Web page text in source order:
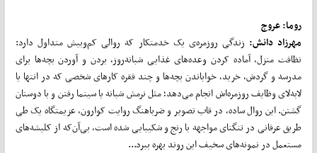
روما: عروج
مهرزاد دانش:زندگی روزمره‌ی یک خدمتکار که روالی کم‌وبیش متداول دارد:
نظافت منزل، آماده کردن وعده‌های غذایی شبانه‌روز، بردن و آوردن بچه‌ها برای
مدرسه و گردش، خرید، خواباندن بچه‌ها و چند فقره کارهای شخصی که در انتها یا
لابه‌لای وظایف روزمره‌اش انجام می‌دهد؛ مثل نرمش شبانه یا سینما رفتن و با دوستان
گشتن. این روال ساده، در قاب تصویر و ضرباهنگ روایت کوارون، عزیمتگاه یک طی
طریق عرفانی در تنگنای مواجهه با رنج و شکیبایی شده است، بی‌آن‌که از کلیشه‌های
مستعمل در نمونه‌های سخیف این روند بهره ببرد...